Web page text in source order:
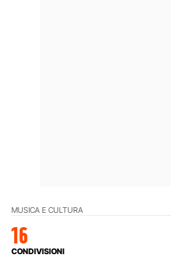
MUSICA E CULTURA
16
CONDIVISIONI